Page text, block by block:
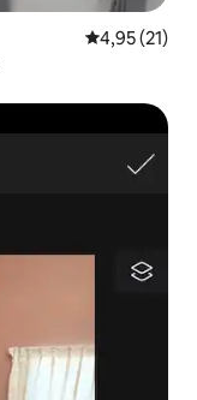
Gemiddelde
4,95 (21)